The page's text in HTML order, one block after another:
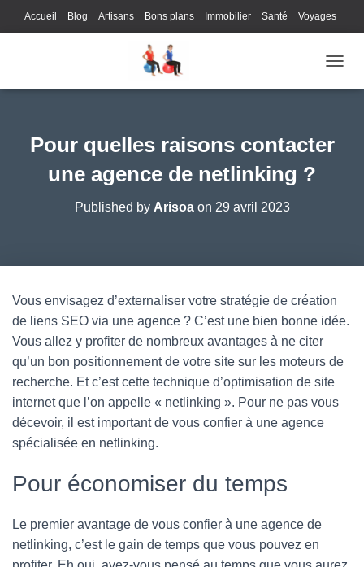
Accueil Blog Artisans Bons plans Immobilier Santé Voyages
Loisirs
Pour quelles raisons contacter
une agence de netlinking ?
Published by Arisoaon 29 avril 2023
Vous envisagez d’externaliser votre stratégie de création
de liens SEO via une agence ? C’est une bien bonne idée.
Vous allez y profiter de nombreux avantages à ne citer
qu’un bon positionnement de votre site sur les moteurs de
recherche. Et c’est cette technique d’optimisation de site
internet que l’on appelle « netlinking ». Pour ne pas vous
décevoir, il est important de vous confier à une agence
spécialisée en netlinking.
Pour économiser du temps
Le premier avantage de vous confier à une agence de
netlinking, c’est le gain de temps que vous pouvez en